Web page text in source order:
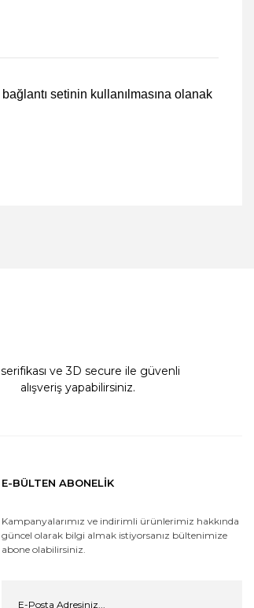
setinin kullanılmasına olanak
ve 3D secure ile güvenli
alışveriş yapabilirsiniz.
E-BÜLTEN ABONELİK
Kampanyalarımız ve indirimli ürünlerimiz hakkında
güncel olarak bilgi almak istiyorsanız bültenimize
abone olabilirsiniz.